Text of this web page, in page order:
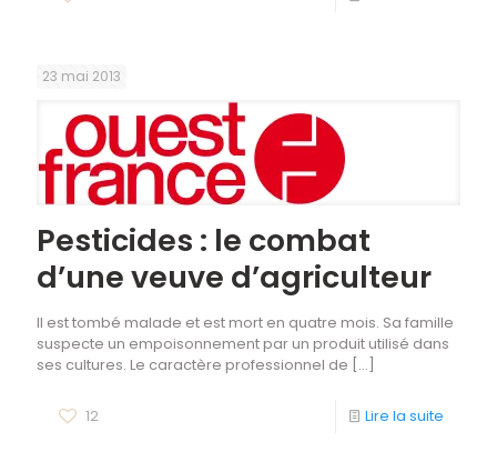
23 mai 2013
Pesticides : le combat
d’une veuve d’agriculteur
Il est tombé malade et est mort en quatre mois. Sa famille
suspecte un empoisonnement par un produit utilisé dans
ses cultures. Le caractère professionnel de […]
12 Lire la suite